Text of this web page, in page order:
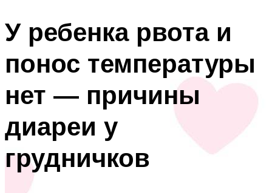
У ребенка рвота и
понос температуры
нет — причины
диареи у
грудничков